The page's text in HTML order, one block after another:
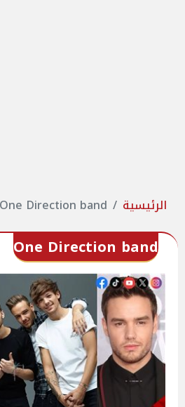
الرئيسية One Direction band
One Direction band